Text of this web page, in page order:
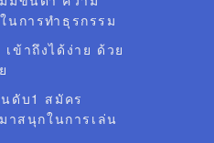
นการทำธุรกรรม
ข้าถึงได้ง่าย ด้วย
นดับ1 สมัคร
าสนุกในการเล่น